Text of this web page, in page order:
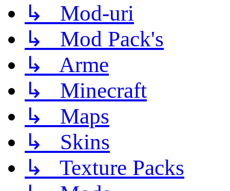
↳ Mod-uri
↳ Mod Pack's
↳ Arme
↳ Minecraft
↳ Maps
↳ Skins
↳ Texture Packs